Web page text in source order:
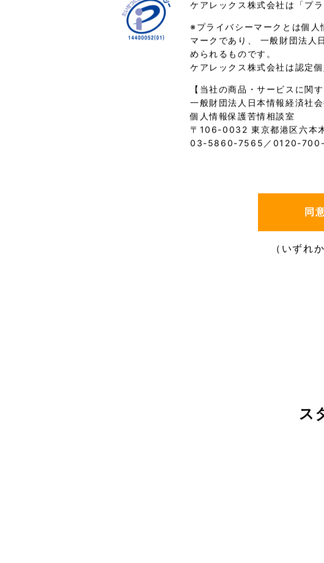
ケアレックス株式会社は「プ
※プライバシーマークとは個人
マークであり、 一般財団法人
められるものです。
ケアレックス株式会社は認定
【当社の商品・サービスに関
一般財団法人日本情報経済社
個人情報保護苦情相談室
〒106-0032 東京都港区六本
03-5860-7565／0120-
同
（いずれ
ス